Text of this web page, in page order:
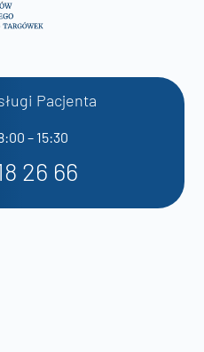
Pacjenta
– 15:30
26 66